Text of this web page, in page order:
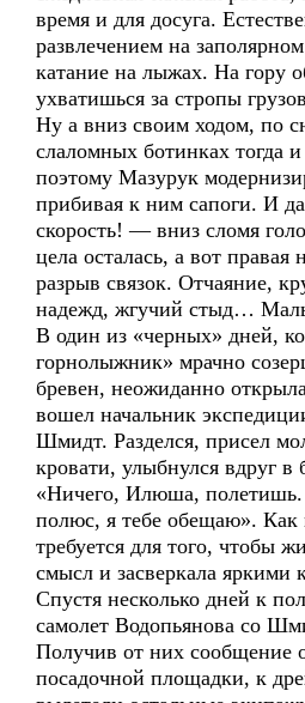
время и для досуга.
развлечением на
катание на лыжах. На гору
ухватишься за стропы
Ну а вниз своим ходом, по
слаломных ботинках тогда
поэтому Мазурук
прибивая к ним сапоги. И да
скорость! — вниз сломя
цела осталась, а вот правая
разрыв связок. Отчаяние,
надежд, жгучий стыд…
В один из «черных» дней,
горнолыжник» мрачно
бревен, неожиданно
вошел начальник
Шмидт. Разделся, присел
кровати, улыбнулся вдруг в
«Ничего, Илюша,
полюс, я тебе обещаю». Как
требуется для того, чтобы
смысл и засверкала яркими
Спустя несколько дней к
самолет Водопьянова со
Получив от них сообщение
посадочной площадки, к